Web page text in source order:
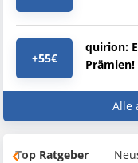
+55€
quirion:
Alle
Top Ratgeber